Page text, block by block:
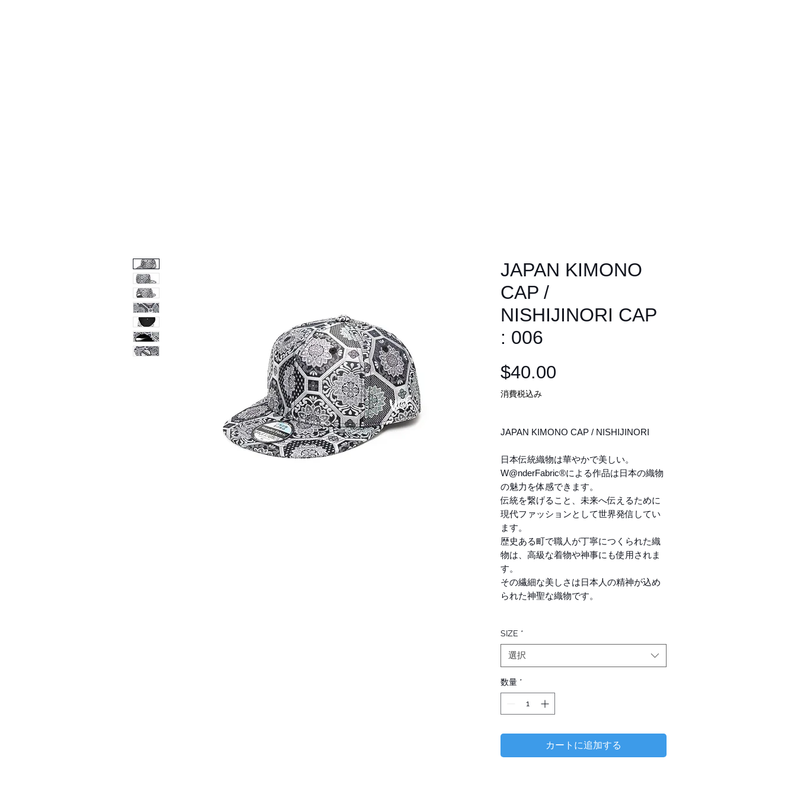
JAPAN KIMONO
CAP /
NISHIJINORI CAP
: 006
$40.00価
消費税込み
JAPAN KIMONO CAP / NISHIJINORI
日本伝統織物は華やかで美しい。
W@nderFabric®による作品は日本の織物
の魅力を体感できます。
伝統を繋げること、未来へ伝えるために
現代ファッションとして世界発信してい
ます。
歴史ある町で職人が丁寧につくられた織
物は、高級な着物や神事にも使用されま
す。
その繊細な美しさは日本人の精神が込め
られた神聖な織物です。
（ファクトリーメイド）”を開発しまし
た。
注文が可能です。（日本国内での販売は
現在不可）
西陣織とは、多品種少量生産が特徴の日
本の京都（西陣）で生産される先染（さ
きぞめ）の紋織物の総称です。西陣の織
SIZE *
選択
数量 *
カートに追加する